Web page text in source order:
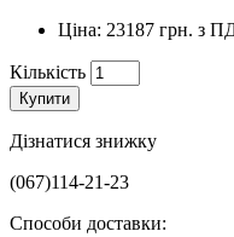
Ціна: 23187 грн. з
Кількість
Купити
Дізнатися знижку
(067)114-21-23
Способи доставки: